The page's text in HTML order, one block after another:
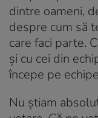
dintre oameni,
despre cum să
care faci parte.
și cu cei din
începe pe
Nu știam